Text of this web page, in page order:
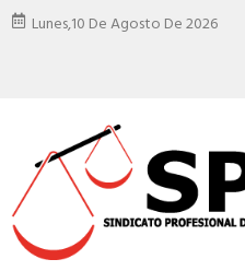
Lunes,10 De Agosto De 2026